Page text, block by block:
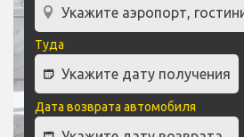
Туда
Дата возврата автомобиля